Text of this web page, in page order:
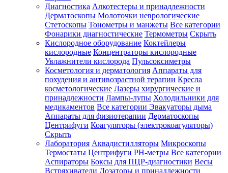
Диагностика Алкотестеры и принадлежности
Дерматоскопы Молоточки неврологические
Стетоскопы Тонометры и манжеты Все категории
Фонарики диагностические Термометры Скрыть
Кислородное оборудование Коктейлеры
кислородные Концентраторы кислородные
Увлажнители кислорода Пульсоксиметры
Косметология и дерматология Аппараты для
похудения и антивозрастной терапии Кресла
косметологические Лазеры хирургические и
принадлежности Лампы-лупы Холодильники для
медикаментов Все категории Эвакуаторы дыма
Аппараты для физиотерапии Дерматоскопы
Центрифуги Коагуляторы (электрокоагуляторы)
Скрыть
Лаборатория Аквадистилляторы Микроскопы
Термостаты Центрифуги PH-метры Все категории
Аспираторы Боксы для ПЦР-диагностики Весы
Встряхиватели Дозаторы и принадлежности